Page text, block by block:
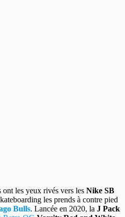
ont les yeux rivés vers les Nike SB
les prends à contre pied
Bulls. Lancée en 2020, la J Pack